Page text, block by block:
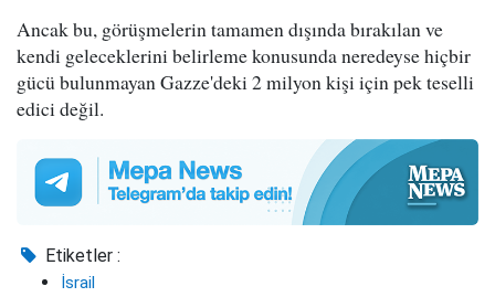
Ancak bu, görüşmelerin tamamen dışında bırakılan ve
kendi geleceklerini belirleme konusunda neredeyse hiçbir
gücü bulunmayan Gazze'deki 2 milyon kişi için pek teselli
edici değil.
Etiketler :
İsrail